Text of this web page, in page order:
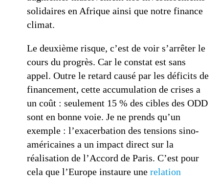
solidaires en Afrique ainsi que notre finance
climat.
Le deuxième risque, c’est de voir s’arrêter le
cours du progrès. Car le constat est sans
appel. Outre le retard causé par les déficits de
financement, cette accumulation de crises a
un coût : seulement 15 % des cibles des ODD
sont en bonne voie. Je ne prends qu’un
exemple : l’exacerbation des tensions sino-
américaines a un impact direct sur la
réalisation de l’Accord de Paris. C’est pour
cela que l’Europe instaure une relation